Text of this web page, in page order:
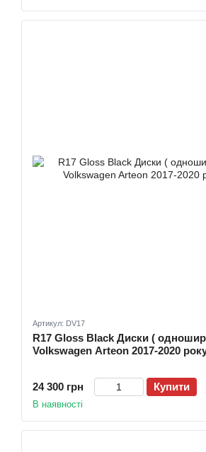
Артикул: DV17
R17 Gloss Black Диски (
Volkswagen Arteon 2017-2020
24 300 грн Купити
В наявності